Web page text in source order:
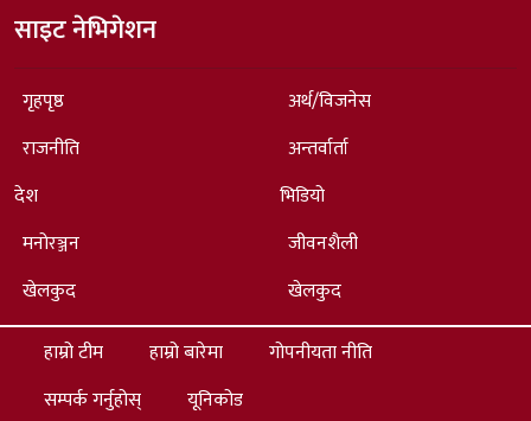
साइट नेभिगेशन
गृहपृष्ठ
राजनीति
देश
मनोरञ्जन
खेलकुद
अर्थ/विजनेस
अन्तर्वार्ता
भिडियो
जीवनशैली
खेलकुद
हाम्रो टीम
हाम्रो बारेमा
गोपनीयता नीति
सम्पर्क गर्नुहोस्
यूनिकोड